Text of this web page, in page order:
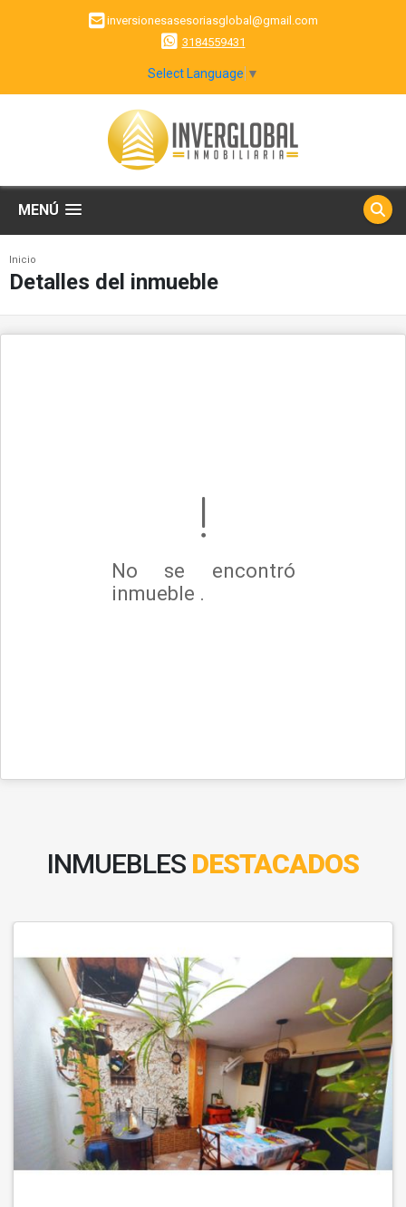
inversionesasesoriasglobal@gmail.com
3184559431
Select Language ▼
MENÚ
Inicio
Detalles del inmueble
No se encontró
inmueble .
INMUEBLES DESTACADOS